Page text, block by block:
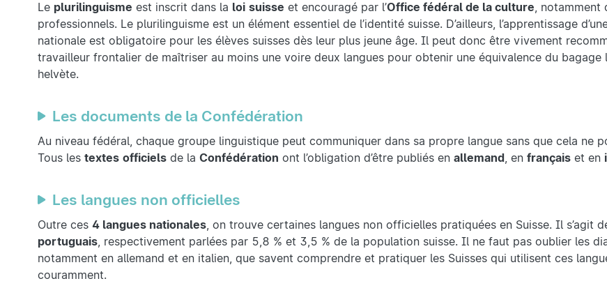
Le plurilinguisme est inscrit dans la loi suisse et encouragé par l’Office fédéral de la culture, notamment
professionnels. Le plurilinguisme est un élément essentiel de l’identité suisse. D’ailleurs, l’apprentissage
nationale est obligatoire pour les élèves suisses dès leur plus jeune âge. Il peut donc être vivement
travailleur frontalier de maîtriser au moins une voire deux langues pour obtenir une équivalence du bagage
helvète.
Les documents de la Confédération
Au niveau fédéral, chaque groupe linguistique peut communiquer dans sa propre langue sans que cela ne
Tous les textes officiels de la Confédération ont l’obligation d’être publiés en allemand, en français et en
Les langues non officielles
Outre ces 4 langues nationales, on trouve certaines langues non officielles pratiquées en Suisse. Il s’agit
portuguais, respectivement parlées par 5,8 % et 3,5 % de la population suisse. Il ne faut pas oublier les
notamment en allemand et en italien, que savent comprendre et pratiquer les Suisses qui utilisent ces
couramment.